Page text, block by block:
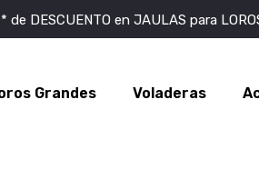
DESCUENTO en JAULAS para
Grandes Voladeras